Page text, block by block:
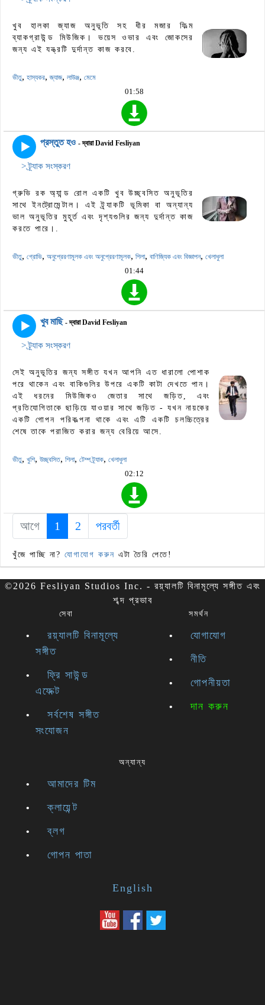
খুব হালকা জ্যাজ অনুভূতি সহ ধীর মজার ফিল্ম
ব্যাকগ্রাউন্ড মিউজিক। ভয়েস ওভার এবং জোকসের
জন্য এই যন্ত্রটি দুর্দান্ত কাজ করবে.
ভীতু, হাস্যকর,জ্যাজ, লাউঞ্জ, মেমে
01:58
প্রস্তুত হও - দ্বারা David Fesliyan
> ট্র্যাক সংস্করণ
গ্রুভি রক অ্যান্ড রোল একটি খুব উচ্ছ্বসিত অনুভূতির
সাথে ইনট্রোমেন্টাল। এই ট্র্যাকটি ভূমিকা বা অন্যান্য
ভাল অনুভূতির মুহূর্ত এবং দৃশ্যগুলির জন্য দুর্দান্ত কাজ
করতে পারে।.
ভীতু, গ্রোভি, অনুপ্রেরণামূলক এবং অনুপ্রেরণামূলক, শিলা, বাণিজ্যিক এবং বিজ্ঞাপন, খেলাধুলা
01:44
খুব মাছি - দ্বারা David Fesliyan
> ট্র্যাক সংস্করণ
সেই অনুভূতির জন্য সঙ্গীত যখন আপনি এত ধারালো পোশাক
পরে থাকেন এবং বাকিগুলির উপরে একটি কাটা দেখতে পান।
এই ধরনের মিউজিকও জেতার সাথে জড়িত, এবং
প্রতিযোগিতাকে ছাড়িয়ে যাওয়ার সাথে জড়িত - যখন নায়কের
একটি গোপন পরিকল্পনা থাকে এবং এটি একটি চলচ্চিত্রের
শেষে তাকে পরাজিত করার জন্য বেরিয়ে আসে.
ভীতু, খুশি, উচ্ছ্বসিত, শিলা, টেম্প ট্র্যাক, খেলাধুলা
02:12
আগে 1 (current)
2 পরবর্তী
খুঁজে পাচ্ছি না? যোগাযোগ করুন এটা তৈরি পেতে!
©2026 Fesliyan Studios Inc. - রয়্যালটি বিনামূল্যে সঙ্গীত এবং
শব্দ প্রভাব
সেবা
রয়্যালটি বিনামূল্যে
সঙ্গীত
ফ্রি সাউন্ড
এফেক্ট
সর্বশেষ সঙ্গীত
সংযোজন
সমর্থন
যোগাযোগ
নীতি
গোপনীয়তা
দান করুন
অন্যান্য
আমাদের টিম
ক্লায়েন্ট
ব্লগ
গোপন পাতা
English